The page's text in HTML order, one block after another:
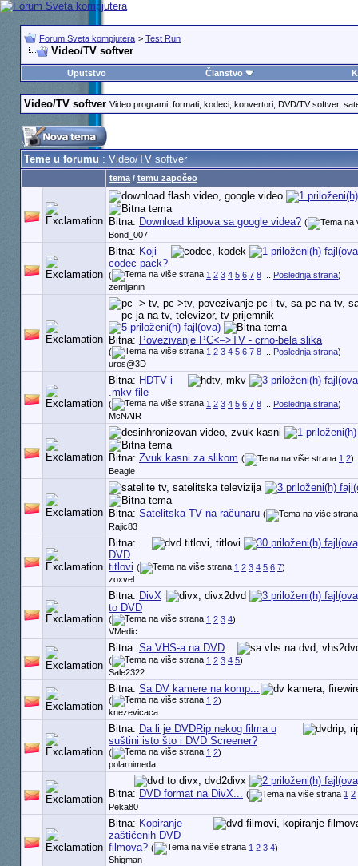
Forum Sveta kompjutera > Test Run
Video/TV softver
Uputstvo Članstvo
Video/TV softver Video programi, formati, kodeci, konvertori, DVD/TV softver,
Teme u forumu: Video/TV softver
tema/ temu započeo
Bitna: Download klipova sa google videa? (
Bond_007
Bitna: Koji
codec pack?
( 1 2 3 4 5 6 7 8... Poslednja strana)
zemljanin
Bitna: Povezivanje PC<–>TV - crno-bela slika
( 1 2 3 4 5 6 7 8... Poslednja strana)
uros@3D
Bitna: HDTV i
.mkv file
( 1 2 3 4 5 6 7 8... Poslednja strana)
McNAIR
Bitna: Zvuk kasni za slikom ( 1 2)
Beagle
Bitna: Satelitska TV na računaru (
Rajic83
Bitna:
DVD
titlovi ( 1 2 3 4 5 6 7)
zoxvel
Bitna: DivX
to DVD
( 1 2 3 4)
VMedic
Bitna: Sa VHS-a na DVD
( 1 2 3 4 5)
Sale2322
Bitna: Sa DV kamere na komp...
( 1 2)
knezevicaca
Bitna: Da li je DVDRip nekog filma u
suštini isto što i DVD Screener?
( 1 2)
polarnimeda
Bitna: DVD format na DivX... ( 1 2
Peka80
Bitna: Kopiranje
zaštićenih DVD
filmova? ( 1 2 3 4)
Shigman